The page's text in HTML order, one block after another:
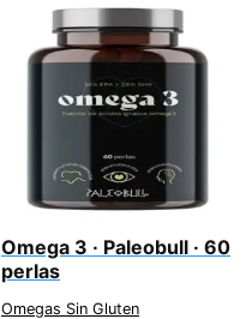
Omega 3 · Paleobull · 60
perlas
Omegas Sin Gluten